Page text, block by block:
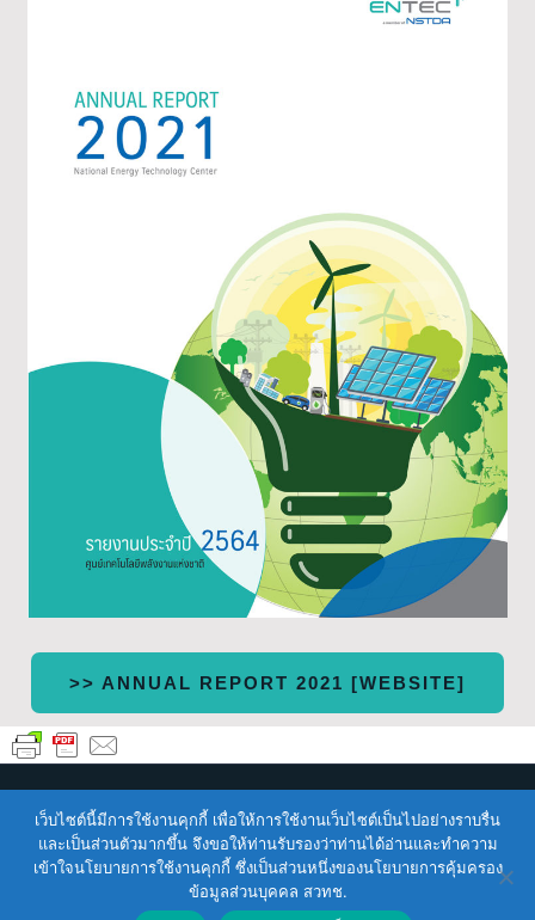
>> ANNUAL REPORT 2021 [WEBSITE]
Copyright © 2026ENTEC| Powered byENTEC
Terms of Service |Privacy Policy |NSTDA Website
Security Policy
เว็บไซต์นี้มีการใช้งานคุกกี้ เพื่อให้การใช้งานเว็บไซต์เป็นไปอย่างราบรื่น
และเป็นส่วนตัวมากขึ้น จึงขอให้ท่านรับรองว่าท่านได้อ่านและทำความ
เข้าใจนโยบายการใช้งานคุกกี้ ซึ่งเป็นส่วนหนึ่งของนโยบายการคุ้มครอง
ข้อมูลส่วนบุคคล สวทช.